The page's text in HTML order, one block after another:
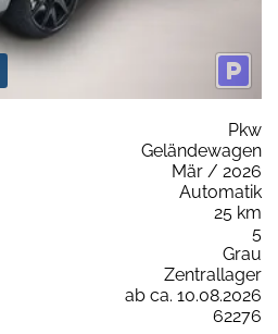
Pkw
Geländewagen
Mär / 2026
Automatik
25 km
5
Grau
Zentrallager
ab ca. 10.08.2026
62276